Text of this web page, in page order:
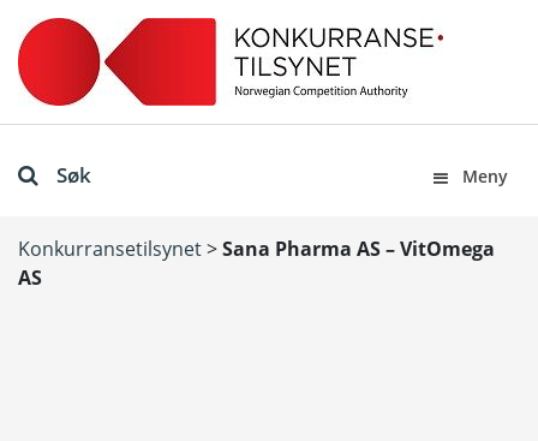
Søk Meny
Konkurransetilsynet>Sana Pharma AS – VitOmega
AS